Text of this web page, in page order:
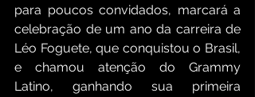
para poucos convidados, marcará a
celebração de um ano da carreira de
Léo Foguete, que conquistou o Brasil,
e chamou atenção do Grammy
Latino, ganhando sua primeira